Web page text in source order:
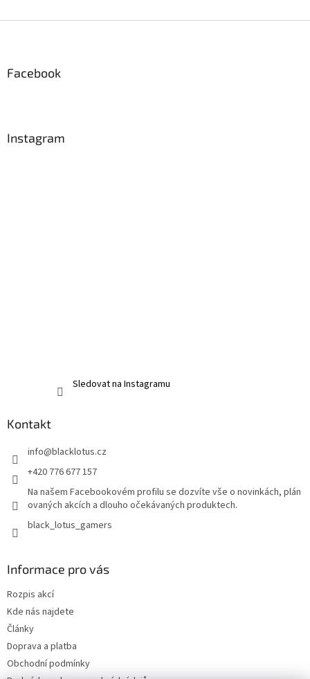
Facebook
Instagram
Sledovat na Instagramu
Kontakt
info@blacklotus.cz
+420 776 677 157
Na našem Facebookovém profilu se dozvíte vše o novinkách, plán
ovaných akcích a dlouho očekávaných produktech.
black_lotus_gamers
Informace pro vás
Rozpis akcí
Kde nás najdete
Články
Doprava a platba
Obchodní podmínky